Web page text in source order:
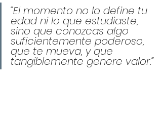
“El momento no lo define tu
edad ni lo que estudiaste,
sino que conozcas algo
suficientemente poderoso,
que te mueva, y que
tangiblemente genere valor.”